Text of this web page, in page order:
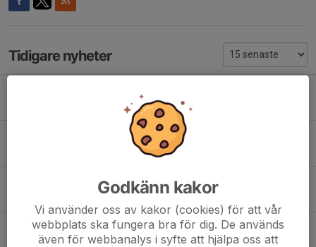
Tidigare nyheter
Mini Triathlon i Sörsjön
Triathlonläger i Motala – en helg att minnas!
12 maj, 20:36
30 mar, 19:28 0
Godkänn kakor
Vi använder oss av kakor (cookies) för att vår
webbplats ska fungera bra för dig. De används
även för webbanalys i syfte att hjälpa oss att